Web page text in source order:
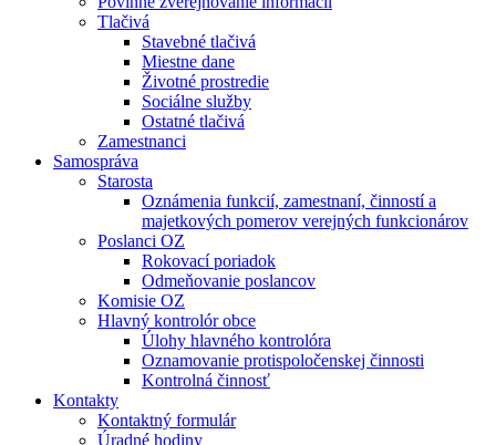
Tlačivá
Stavebné tlačivá
Miestne dane
Životné prostredie
Sociálne služby
Ostatné tlačivá
Zamestnanci
Samospráva
Starosta
Oznámenia funkcií, zamestnaní, činností a
majetkových pomerov verejných funkcionárov
Poslanci OZ
Rokovací poriadok
Odmeňovanie poslancov
Komisie OZ
Hlavný kontrolór obce
Úlohy hlavného kontrolóra
Oznamovanie protispoločenskej činnosti
Kontrolná činnosť
Kontakty
Kontaktný formulár
Úradné hodiny